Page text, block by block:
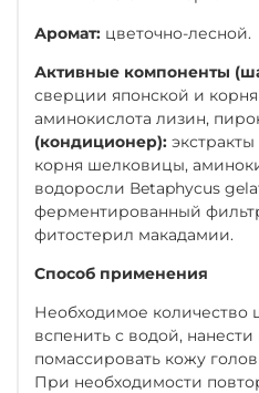
Аромат: цветочно-лесной.
Активные компоненты
сверции японской и
аминокислота лизин,
(кондиционер):
корня шелковицы,
водоросли Вetaphycus
ферментированный
фитостерил макадамии.
Способ применения
Необходимое количество
вспенить с водой,
помассировать кожу
При необходимости